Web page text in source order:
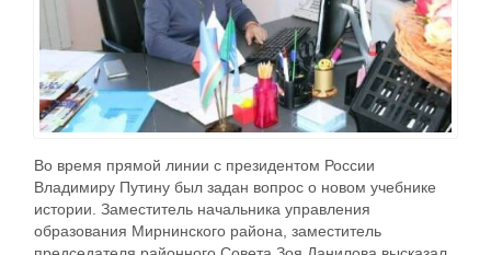
Во время прямой линии с президентом России
Владимиру Путину был задан вопрос о новом учебнике
истории. Заместитель начальника управления
образования Мирнинского района, заместитель